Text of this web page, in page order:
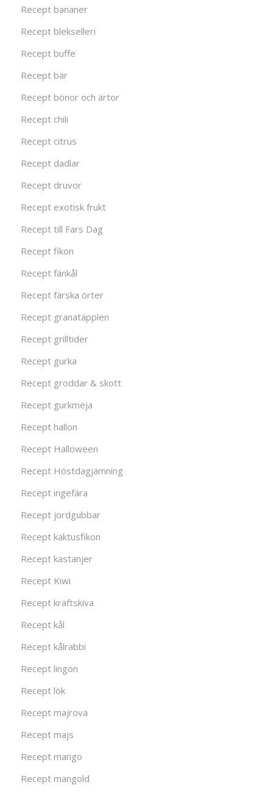
Recept bananer
Recept blekselleri
Recept buffe
Recept bär
Recept bönor och ärtor
Recept chili
Recept citrus
Recept dadlar
Recept druvor
Recept exotisk frukt
Recept till Fars Dag
Recept fikon
Recept fänkål
Recept färska örter
Recept granatäpplen
Recept grilltider
Recept gurka
Recept groddar & skott
Recept gurkmeja
Recept hallon
Recept Halloween
Recept Höstdagjämning
Recept ingefära
Recept jordgubbar
Recept kaktusfikon
Recept kastanjer
Recept Kiwi
Recept kräftskiva
Recept kål
Recept kålrabbi
Recept lingon
Recept lök
Recept majrova
Recept majs
Recept mango
Recept mangold